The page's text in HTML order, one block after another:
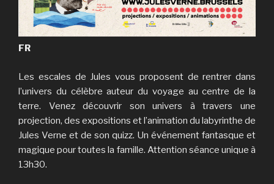
FR
Les escales de Jules vous proposent de rentrer dans
l’univers du célèbre auteur du voyage au centre de la
terre. Venez découvrir son univers à travers une
projection, des expositions et l’animation du labyrinthe de
Jules Verne et de son quizz. Un événement fantasque et
magique pour toutes la famille. Attention séance unique à
13h30.